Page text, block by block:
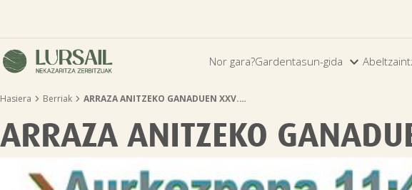
Nor gara?Gardentasun-gida 
Hasiera  Berriak  ARRAZA ANITZEKO GANADUEN XXV.…
ARRAZA ANITZEKO